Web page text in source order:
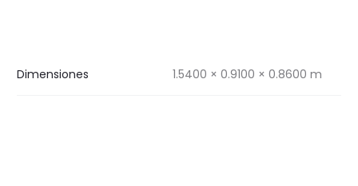
Dimensiones 1.5400 × 0.9100 × 0.8600 m